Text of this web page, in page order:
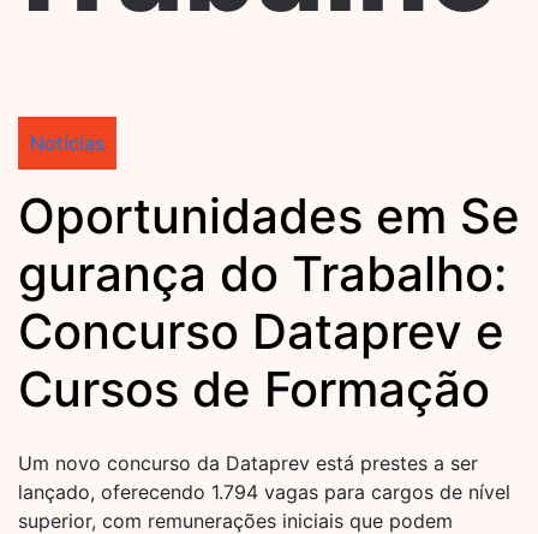
Notícias
Oportunidades em Se
gurança do Trabalho:
Concurso Dataprev e
Cursos de Formação
Um novo concurso da Dataprev está prestes a ser
lançado, oferecendo 1.794 vagas para cargos de nível
superior, com remunerações iniciais que podem